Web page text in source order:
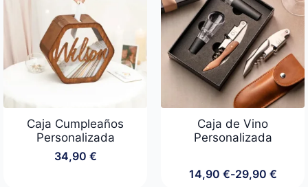
Caja Cumpleaños
Personalizada
34,90 €
Caja de Vino
Personalizada
14,90 €-29,90 €
Rango